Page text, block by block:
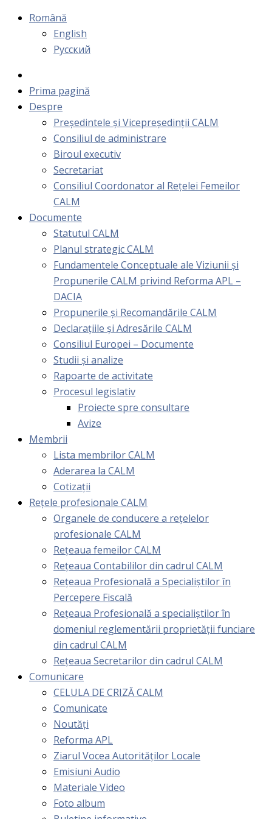
Română
English
Русский
Prima pagină
Despre
Președintele și Vicepreședinții CALM
Consiliul de administrare
Biroul executiv
Secretariat
Consiliul Coordonator al Rețelei Femeilor
CALM
Documente
Statutul CALM
Planul strategic CALM
Fundamentele Conceptuale ale Viziunii și
Propunerile CALM privind Reforma APL –
DACIA
Propunerile și Recomandările CALM
Declarațiile și Adresările CALM
Consiliul Europei – Documente
Studii și analize
Rapoarte de activitate
Procesul legislativ
Proiecte spre consultare
Avize
Membrii
Lista membrilor CALM
Aderarea la CALM
Cotizaţii
Rețele profesionale CALM
Organele de conducere a rețelelor
profesionale CALM
Rețeaua femeilor CALM
Rețeaua Contabililor din cadrul CALM
Rețeaua Profesională a Specialiștilor în
Percepere Fiscală
Reţeaua Profesională a specialiştilor în
domeniul reglementării proprietăţii funciare
din cadrul CALM
Rețeaua Secretarilor din cadrul CALM
Comunicare
CELULA DE CRIZĂ CALM
Comunicate
Noutăți
Reforma APL
Ziarul Vocea Autorităților Locale
Emisiuni Audio
Materiale Video
Foto album